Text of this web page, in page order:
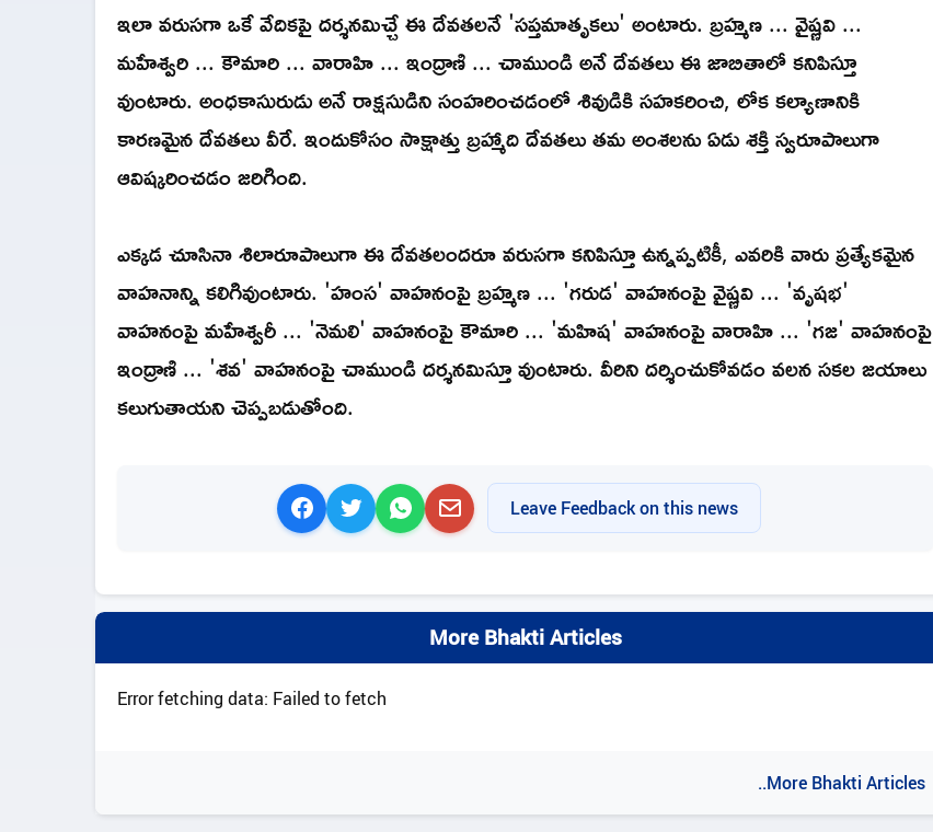
ఇలా వరుసగా ఒకే వేదికపై దర్శనమిచ్చే ఈ దేవతలనే 'సప్తమాతృకలు' అంటారు. బ్రహ్మణ ... వైష్ణవి ...
మహేశ్వరి ... కౌమారి ... వారాహి ... ఇంద్రాణి ... చాముండి అనే దేవతలు ఈ జాబితాలో కనిపిస్తూ
వుంటారు. అంధకాసురుడు అనే రాక్షసుడిని సంహరించడంలో శివుడికి సహకరించి, లోక కల్యాణానికి
కారణమైన దేవతలు వీరే. ఇందుకోసం సాక్షాత్తు బ్రహ్మాది దేవతలు తమ అంశలను ఏడు శక్తి స్వరూపాలుగా
ఆవిష్కరించడం జరిగింది.
ఎక్కడ చూసినా శిలారూపాలుగా ఈ దేవతలందరూ వరుసగా కనిపిస్తూ ఉన్నప్పటికీ, ఎవరికి వారు ప్రత్యేకమైన
వాహనాన్ని కలిగివుంటారు. 'హంస' వాహనంపై బ్రహ్మణ ... 'గరుడ' వాహనంపై వైష్ణవి ... 'వృషభ'
వాహనంపై మహేశ్వరీ ... 'నెమలి' వాహనంపై కౌమారి ... 'మహిష' వాహనంపై వారాహి ... 'గజ' వాహనంపై
ఇంద్రాణి ... 'శవ' వాహనంపై చాముండి దర్శనమిస్తూ వుంటారు. వీరిని దర్శించుకోవడం వలన సకల జయాలు
కలుగుతాయని చెప్పబడుతోంది.
Leave Feedback on this news
More Bhakti Articles
Error fetching data: Failed to fetch
..More Bhakti Articles